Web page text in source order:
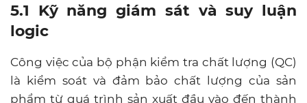
5.1 Kỹ năng giám sát và suy luận
logic
Công việc của bộ phận kiểm tra chất lượng (QC)
là kiểm soát và đảm bảo chất lượng của sản
phẩm từ quá trình sản xuất đầu vào đến thành